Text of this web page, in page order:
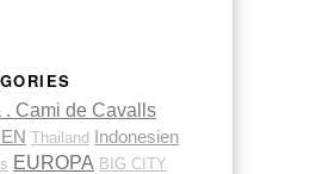
. Cami de Cavalls
Thailand Indonesien
EUROPA BIG CITY